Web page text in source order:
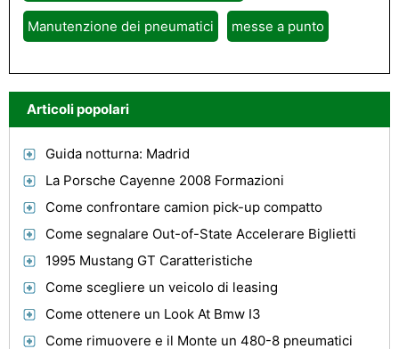
Manutenzione dei pneumatici messe a punto
Articoli popolari
Guida notturna: Madrid
La Porsche Cayenne 2008 Formazioni
Come confrontare camion pick-up compatto
Come segnalare Out-of-State Accelerare Biglietti
1995 Mustang GT Caratteristiche
Come scegliere un veicolo di leasing
Come ottenere un Look At Bmw I3
Come rimuovere e il Monte un 480-8 pneumatici